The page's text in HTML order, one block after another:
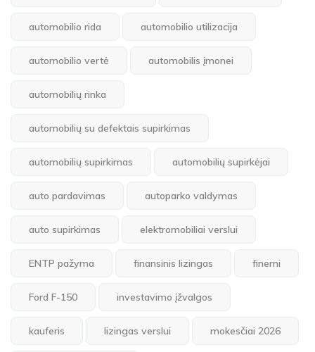
automobilio rida automobilio utilizacija
automobilio vertė automobilis įmonei
automobilių rinka
automobilių su defektais supirkimas
automobilių supirkimas automobilių supirkėjai
auto pardavimas autoparko valdymas
auto supirkimas elektromobiliai verslui
ENTP pažyma finansinis lizingas finemi
Ford F-150 investavimo įžvalgos
kauferis lizingas verslui mokesčiai 2026